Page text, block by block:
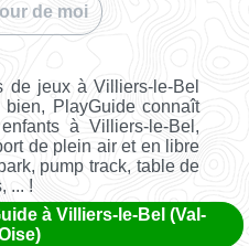
de moi
de jeux à Villiers-le-Bel
PlayGuide connaît
à Villiers-le-Bel,
de plein air et en libre
pump track, table de
... !
à Villiers-le-Bel (Val-